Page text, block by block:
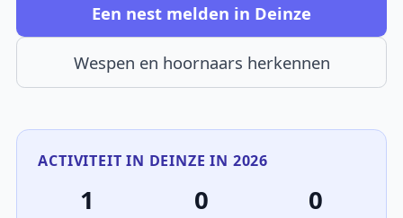
Een nest melden in Deinze
Wespen en hoornaars herkennen
ACTIVITEIT IN DEINZE IN 2026
1 0 0